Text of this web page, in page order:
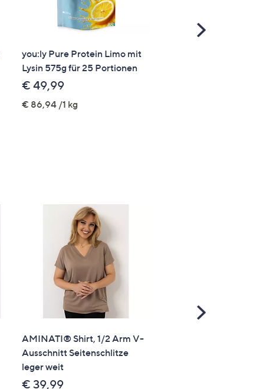
you:ly Pure Protein Limo mit
Lysin 575g für 25 Portionen
€ 49,99
€ 86,94 /1 kg
Scroll
AMINATI® Shirt, 1/2 Arm V-
Ausschnitt Seitenschlitze
leger weit
€ 39,99
Scroll